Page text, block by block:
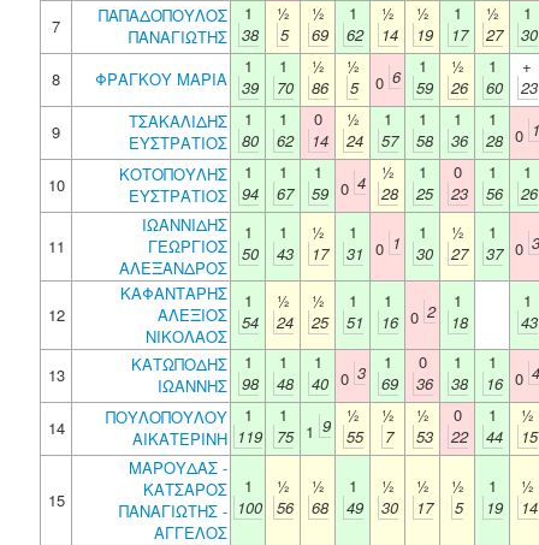
7
ΠΑΠΑΔΟΠΟΥΛΟΣ
ΠΑΝΑΓΙΩΤΗΣ
1
38
½
5
½
69
1
62
½
14
½
19
1
17
½
27
1
30
8
ΦΡΑΓΚΟΥ ΜΑΡΙΑ
1
39
1
70
½
86
½
5
0 6
1
59
½
26
1
60
+
23
9
ΤΣΑΚΑΛΙΔΗΣ
ΕΥΣΤΡΑΤΙΟΣ
1
80
1
62
0
14
½
24
1
57
1
58
1
36
1
28 0 1
10
ΚΟΤΟΠΟΥΛΗΣ
ΕΥΣΤΡΑΤΙΟΣ
1
94
1
67
1
59 0 4
½
28
1
25
0
23
1
56
1
26
11
ΙΩΑΝΝΙΔΗΣ
ΓΕΩΡΓΙΟΣ
ΑΛΕΞΑΝΔΡΟΣ
1
50
1
43
½
17
1
31 0 1
1
30
½
27
1
37 0 3
12
ΚΑΦΑΝΤΑΡΗΣ
ΑΛΕΞΙΟΣ
ΝΙΚΟΛΑΟΣ
1
54
½
24
½
25
1
51
1
16 0 2
1
18
1
43
13
ΚΑΤΩΠΟΔΗΣ
ΙΩΑΝΝΗΣ
1
98
1
48
1
40 0 3
1
69
0
36
1
38
1
16 0 4
14
ΠΟΥΛΟΠΟΥΛΟΥ
ΑΙΚΑΤΕΡΙΝΗ
1
119
1
75
1 9
½
55
½
7
½
53
0
22
1
44
½
15
15
ΜΑΡΟΥΔΑΣ -
ΚΑΤΣΑΡΟΣ
ΠΑΝΑΓΙΩΤΗΣ -
ΑΓΓΕΛΟΣ
1
100
½
56
½
68
1
49
½
30
½
17
½
5
1
19
½
14